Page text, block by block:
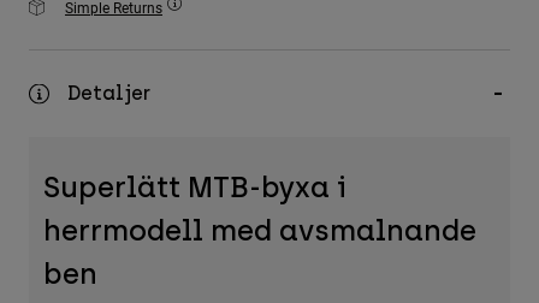
Accessories
Bags & Backpacks
Visa alla
Simple Returns
Detaljer
Superlätt MTB-byxa i
herrmodell med avsmalnande
ben